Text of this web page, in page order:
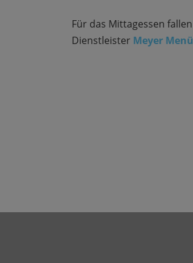
Für das Mittagessen fallen
Dienstleister Meyer Menü